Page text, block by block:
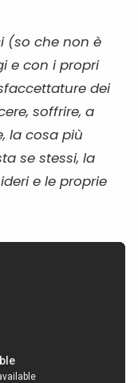
(so che non è
e con i propri
dei
soffrire, a
la cosa più
se stessi, la
e le proprie